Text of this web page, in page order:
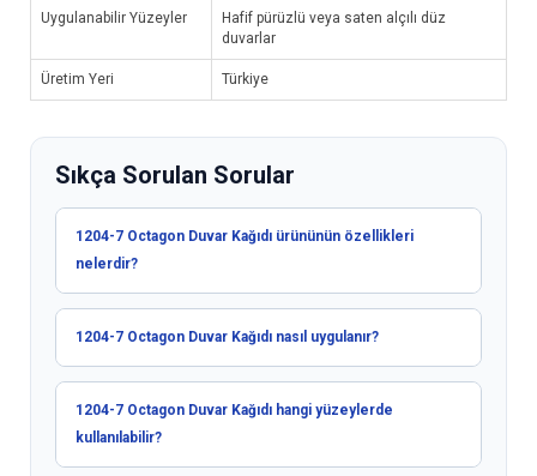
Uygulanabilir Yüzeyler
Hafif pürüzlü veya saten alçılı düz
duvarlar
Üretim Yeri Türkiye
Sıkça Sorulan Sorular
1204-7 Octagon Duvar Kağıdı ürününün özellikleri
nelerdir?
1204-7 Octagon Duvar Kağıdı nasıl uygulanır?
1204-7 Octagon Duvar Kağıdı hangi yüzeylerde
kullanılabilir?